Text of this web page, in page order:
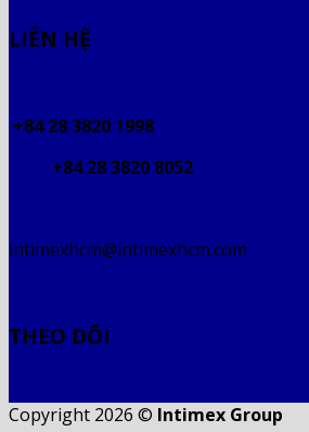
LIÊN HỆ
+84 28 3820 1998
+84 28 3820 8052
intimexhcm@intimexhcm.com
THEO DÕI
Copyright 2026 © Intimex Group